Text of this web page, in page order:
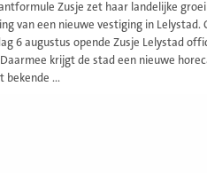
Zusje zet haar landelijke
van een nieuwe vestiging in Lelystad.
6 augustus opende Zusje Lelystad
krijgt de stad een nieuwe
bekende ...